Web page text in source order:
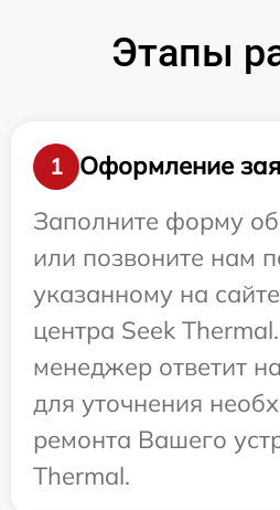
Этапы
1
Оформление
Заполните форму
или позвоните нам
указанному на
центра Seek
менеджер ответит
для уточнения
ремонта Вашего
Thermal.